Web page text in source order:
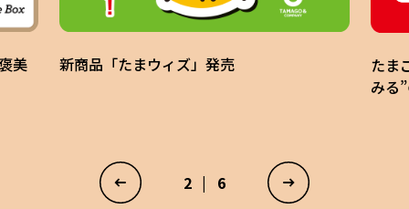
美 新商品「たまウィズ」発売
たま
みる
2 | 6